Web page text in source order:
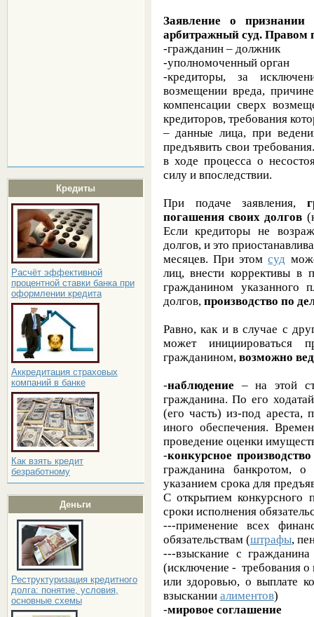
Кредиты
Расчёт эффективной
процентной ставки банка при
оформлении кредита
Аккредитация страховых
компаний в банке
Как взять кредит
безработному
Деньги
Реструктуризация кредитного
долга: понятие, условия,
основные схемы
Заявление о признании
арбитражный суд. Правом
-гражданин – должник
-уполномоченный орган
-кредиторы, за
возмещении вреда,
компенсации сверх
кредиторов, требования
– данные лица, при
предъявить свои
в ходе процесса о
силу и впоследствии.
При подаче заявления,
погашения своих долгов
Если кредиторы не
долгов, и это
месяцев. При этомсуд
лиц, внести коррективы в
гражданином указанного
долгов, производство по
Равно, как и в случае с
может инициироваться
гражданином, возможно
-наблюдение – на этой
гражданина. По его
(его часть) из-под ареста,
иного обеспечения.
проведение оценки
-конкурсное производство
гражданина банкротом,
указанием срока для
С открытием конкурсного
сроки исполнения
---применение всех
обязательствам (штрафы,
---взыскание с
(исключение - требования
или здоровью, о выплате
взыскании алиментов)
-мировое соглашение